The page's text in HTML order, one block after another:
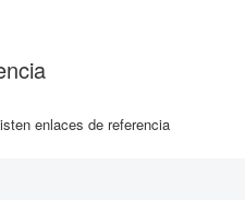
enlaces de referencia